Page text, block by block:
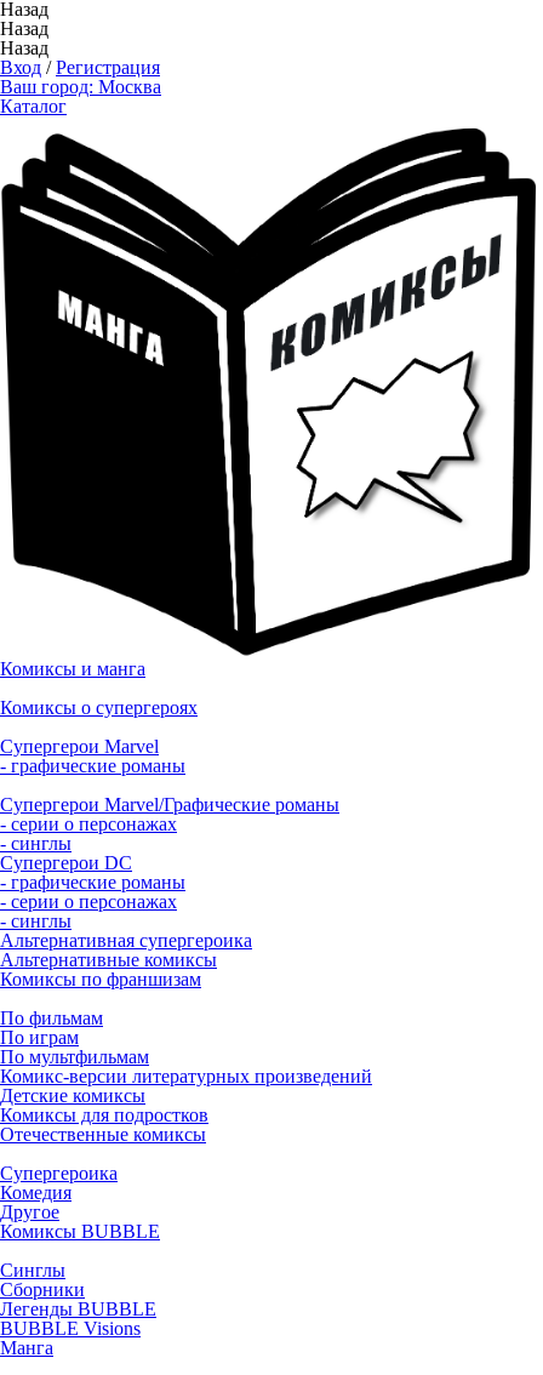
Назад
Назад
Назад
Вход /Регистрация
Ваш город: Москва
Каталог
Комиксы и манга
Комиксы о супергероях
Супергерои Marvel
- графические романы
Супергерои Marvel/Графические романы
- серии о персонажах
- синглы
Супергерои DC
- графические романы
- серии о персонажах
- синглы
Альтернативная супергероика
Альтернативные комиксы
Комиксы по франшизам
По фильмам
По играм
По мультфильмам
Комикс-версии литературных произведений
Детские комиксы
Комиксы для подростков
Отечественные комиксы
Супергероика
Комедия
Другое
Комиксы BUBBLE
Синглы
Сборники
Легенды BUBBLE
BUBBLE Visions
Манга